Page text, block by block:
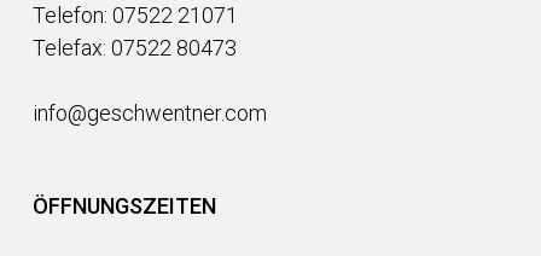
Telefon: 07522 21071
Telefax: 07522 80473
info@geschwentner.com
ÖFFNUNGSZEITEN